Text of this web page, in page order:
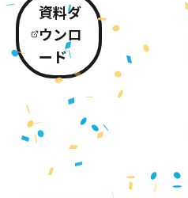
資料ダ
ウンロ
ード